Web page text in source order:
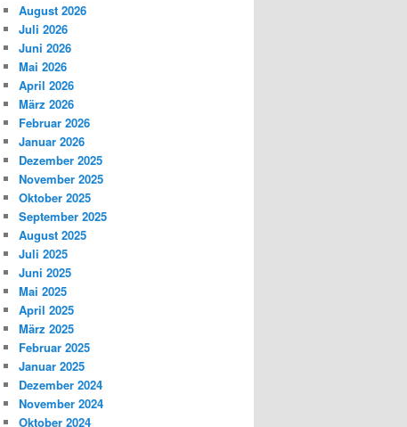
August 2026
Juli 2026
Juni 2026
Mai 2026
April 2026
März 2026
Februar 2026
Januar 2026
Dezember 2025
November 2025
Oktober 2025
September 2025
August 2025
Juli 2025
Juni 2025
Mai 2025
April 2025
März 2025
Februar 2025
Januar 2025
Dezember 2024
November 2024
Oktober 2024